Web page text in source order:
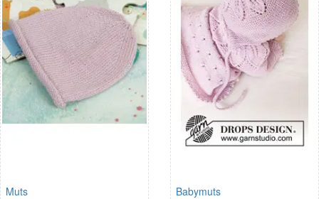
Muts Babymuts